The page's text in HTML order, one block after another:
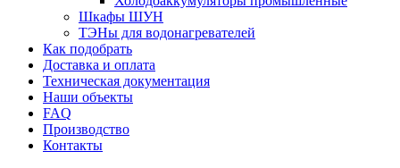
Шкафы ШУН
ТЭНы для водонагревателей
Как подобрать
Доставка и оплата
Техническая документация
Наши объекты
FAQ
Производство
Контакты